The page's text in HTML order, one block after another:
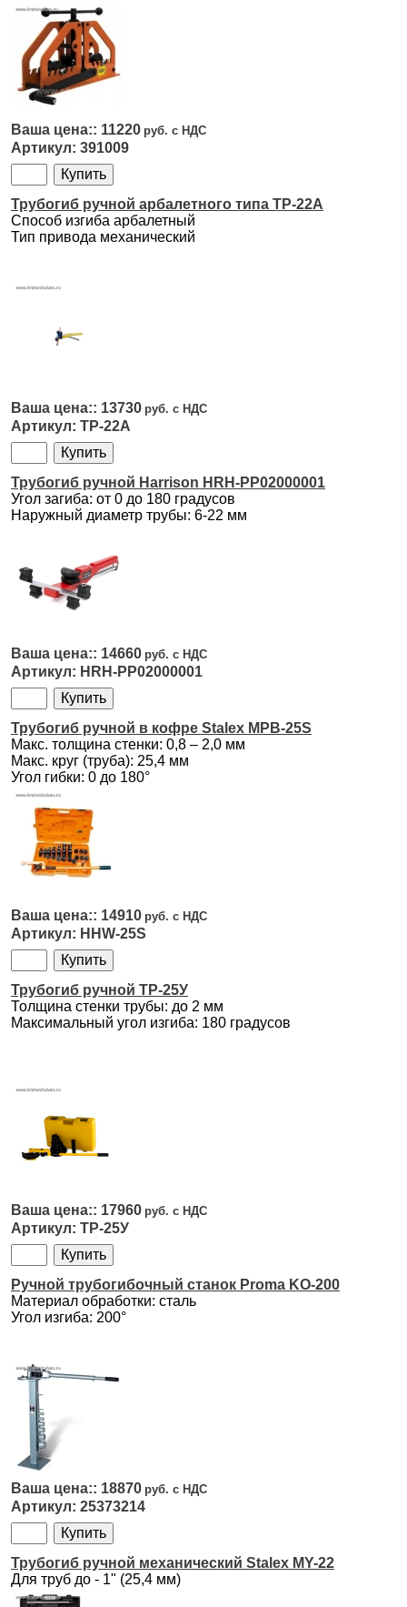
11220
391009
Трубогиб ручной арбалетного типа ТР-22А
Способ изгиба арбалетный
Тип привода механический
13730
ТР-22А
Трубогиб ручной Harrison HRH-PP02000001
Угол загиба: от 0 до 180 градусов
Наружный диаметр трубы: 6-22 мм
14660
HRH-PP02000001
Трубогиб ручной в кофре Stalex MPB-25S
Макс. толщина стенки: 0,8 – 2,0 мм
Макс. круг (труба): 25,4 мм
Угол гибки: 0 до 180°
14910
HHW-25S
Трубогиб ручной ТР-25У
Толщина стенки трубы: до 2 мм
Максимальный угол изгиба: 180 градусов
17960
ТР-25У
Ручной трубогибочный станок Proma KO-200
Материал обработки: сталь
Угол изгиба: 200°
18870
25373214
Трубогиб ручной механический Stalex MY-22
Для труб до - 1" (25,4 мм)